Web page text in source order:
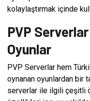
kolaylaştırmak içinde
PVP
Oyunlar
PVP Serverlar hem
oynanan oyunlardan bir
serverlar ile ilgili çeşitli